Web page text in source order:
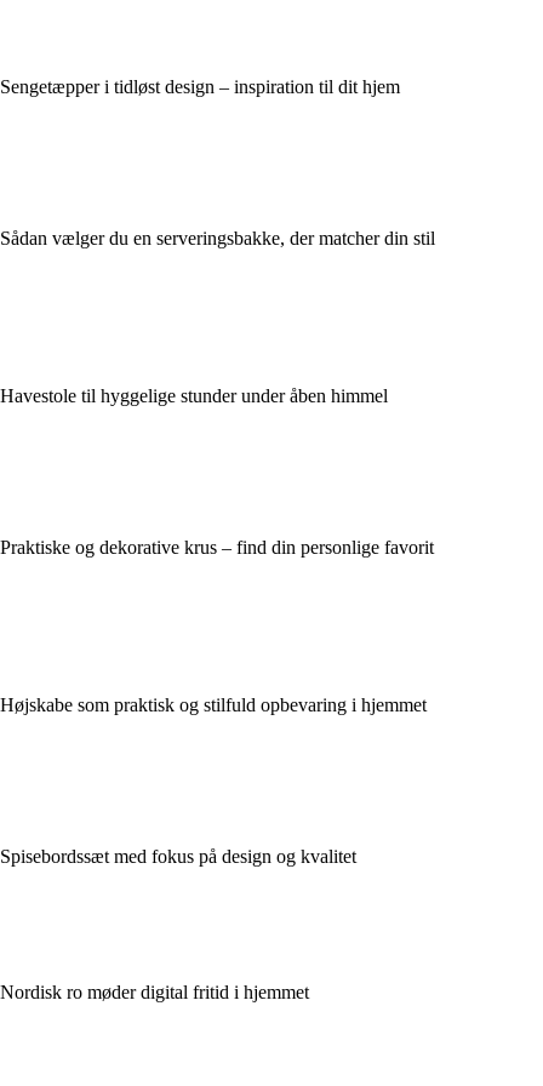
Sengetæpper i tidløst design – inspiration til dit hjem
Sådan vælger du en serveringsbakke, der matcher din stil
Havestole til hyggelige stunder under åben himmel
Praktiske og dekorative krus – find din personlige favorit
Højskabe som praktisk og stilfuld opbevaring i hjemmet
Spisebordssæt med fokus på design og kvalitet
Nordisk ro møder digital fritid i hjemmet